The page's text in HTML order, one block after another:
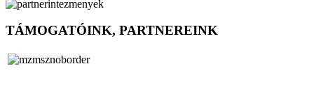
TÁMOGATÓINK, PARTNEREINK